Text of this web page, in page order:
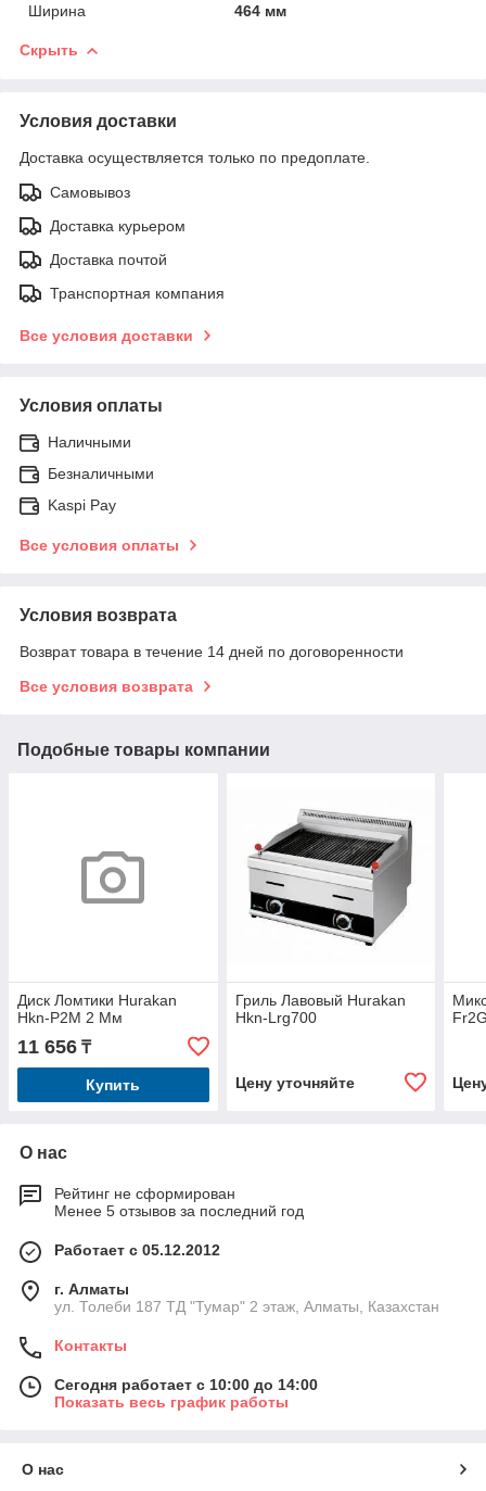
Ширина
464 мм
Скрыть
Условия доставки
Доставка осуществляется только по предоплате.
Самовывоз
Доставка курьером
Доставка почтой
Транспортная компания
Все условия доставки
Условия оплаты
Наличными
Безналичными
Kaspi Pay
Все условия оплаты
Условия возврата
Возврат товара в течение 14 дней по договоренности
Все условия возврата
Подобные товары компании
Диск Ломтики Hurakan
Hkn-P2M 2 Мм
11 656 ₸
Купить
Гриль Лавовый Hurakan
Hkn-Lrg700
Цену уточняйте
О нас
Рейтинг не сформирован
Менее 5 отзывов за последний год
Работает с 05.12.2012
г. Алматы
ул. Толеби 187 ТД "Тумар" 2 этаж, Алматы, Казахстан
Контакты
Сегодня работает с 10:00 до 14:00
Показать весь график работы
О нас